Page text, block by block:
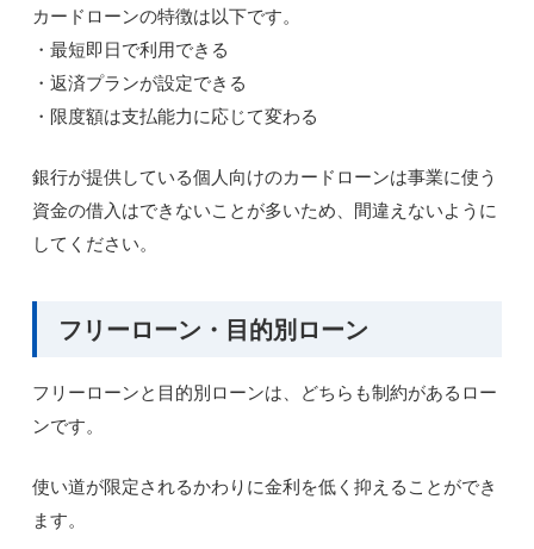
カードローンの特徴は以下です。
・最短即日で利用できる
・返済プランが設定できる
・限度額は支払能力に応じて変わる
銀行が提供している個人向けのカードローンは事業に使う
資金の借入はできないことが多いため、間違えないように
してください。
フリーローン・目的別ローン
フリーローンと目的別ローンは、どちらも制約があるロー
ンです。
使い道が限定されるかわりに金利を低く抑えることができ
ます。